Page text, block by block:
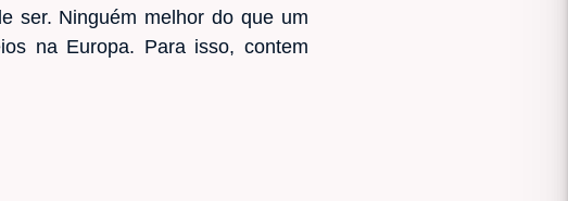
ser. Ninguém melhor do que um
na Europa. Para isso, contem